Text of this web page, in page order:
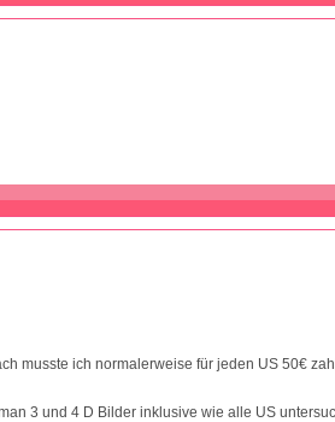
musste ich normalerweise für jeden US 50€
3 und 4 D Bilder inklusive wie alle US